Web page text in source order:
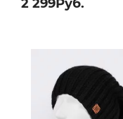
2 299Руб.